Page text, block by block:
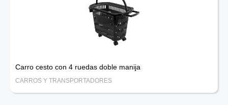
Carro cesto con 4 ruedas doble manija
CARROS Y TRANSPORTADORES